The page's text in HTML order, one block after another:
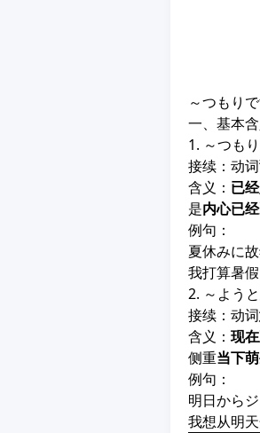
～つもり
一、基本
1. ～つも
接续：动词
含义： 已
是内心已
例句：
夏休みに
我打算暑
2. ～よう
接续：动词
含义： 现
侧重当下
例句：
明日から
我想从明